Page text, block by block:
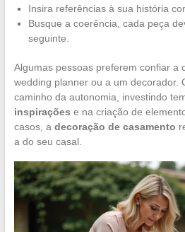
Insira referências à sua história
Busque a coerência, cada peça
seguinte.
Algumas pessoas preferem confiar a
wedding planner ou a um decorador.
caminho da autonomia, investindo
inspirações e na criação de
casos, a decoração de casamento
a do seu casal.